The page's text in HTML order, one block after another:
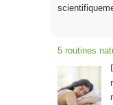
5 routines